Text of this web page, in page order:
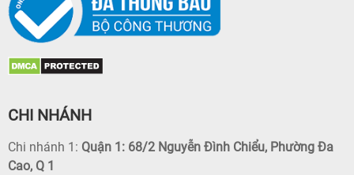
CHI NHÁNH
Chi nhánh 1: Quận 1: 68/2 Nguyễn Đình Chiểu, Phường Đa
Cao, Q 1